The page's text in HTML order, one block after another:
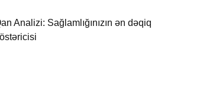
Analizi: Sağlamlığınızın ən dəqiq